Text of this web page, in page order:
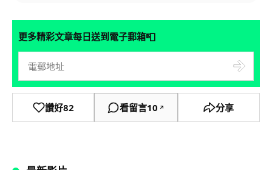
更多精彩文章每日送到電子郵箱📮
讚好82 看留言10 ↗ 分享